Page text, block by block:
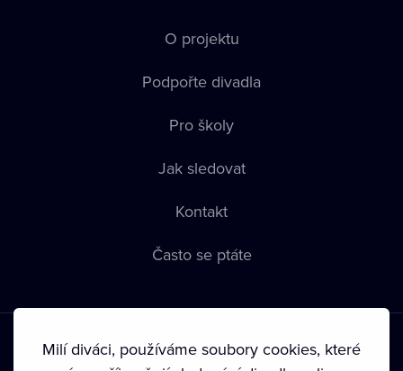
O projektu
Podpořte divadla
Pro školy
Jak sledovat
Kontakt
Často se ptáte
Milí diváci, používáme soubory cookies, které